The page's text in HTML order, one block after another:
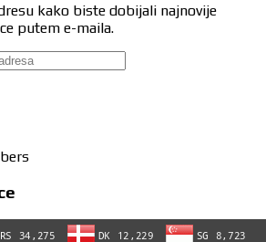
kako biste dobijali najnovije
putem e-maila.